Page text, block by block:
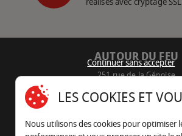
AUTOUR DU FEU
251 rue de la Génoise
05 45 22 98
Nous envoyer un e-mail
Continuer sans accepter
LES COOKIES ET
Nous utilisons des cookies pour optimiser